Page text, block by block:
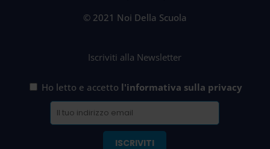
© 2021 Noi Della Scuola
Iscriviti alla Newsletter
Ho letto e accetto l'informativa sulla privacy